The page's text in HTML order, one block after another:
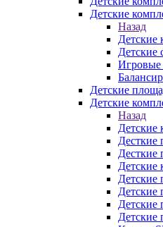
Детские
Назад
Детские
Детские
Игровые
Детские
Детские
Назад
Детские
Десткие
Детские
Детские
Детские
Детские
Детские